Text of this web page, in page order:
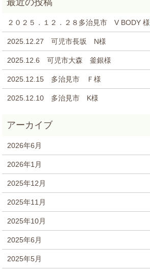
２０２５．１２．２８多治見市 V BODY 様
2025.12.27 可児市長坂 N様
2025.12.6 可児市大森 釜銀様
2025.12.15 多治見市 Ｆ様
2025.12.10 多治見市 K様
2026年6月
2026年1月
2025年12月
2025年11月
2025年10月
2025年6月
2025年5月